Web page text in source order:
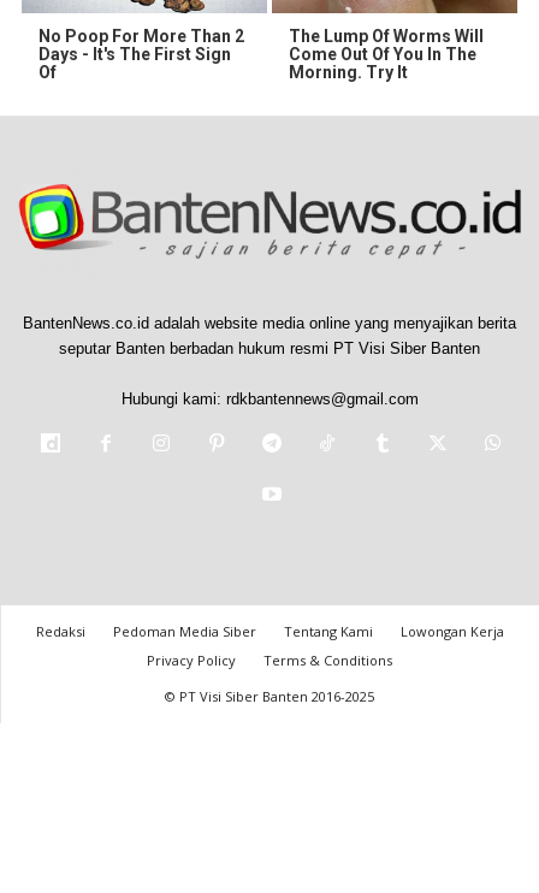
No Poop For More Than 2
Days - It's The First Sign
Of
The Lump Of Worms Will
Come Out Of You In The
Morning. Try It
BantenNews.co.id adalah website media online yang menyajikan berita
seputar Banten berbadan hukum resmi PT Visi Siber Banten
Hubungi kami: rdkbantennews@gmail.com
Redaksi Pedoman Media Siber Tentang Kami
Lowongan Kerja
Privacy Policy
Terms & Conditions
© PT Visi Siber Banten 2016-2025